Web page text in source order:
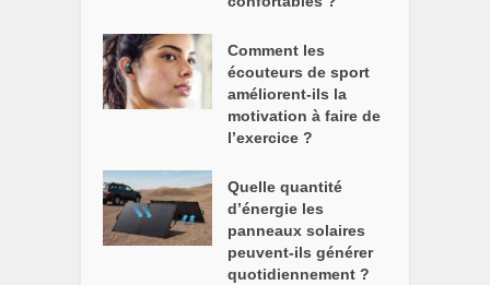
Comment les
écouteurs de sport
améliorent-ils la
motivation à faire de
l’exercice ?
Quelle quantité
d’énergie les
panneaux solaires
peuvent-ils générer
quotidiennement ?